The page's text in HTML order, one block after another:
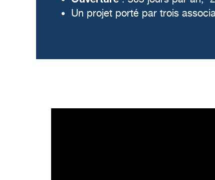
Un projet porté par trois